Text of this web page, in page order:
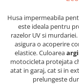
Geanta
Rucsac
ECHIPAMENTE SKIJET
Husa impermeabila
este ideala pentru
razelor UV si
asigura o acoperire
elastice. Culoarea
motocicleta protejata
atat in garaj, cat si in
prelungeste